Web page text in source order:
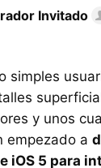
Invitado
simples
y unos
empezado a
iOS 5 para